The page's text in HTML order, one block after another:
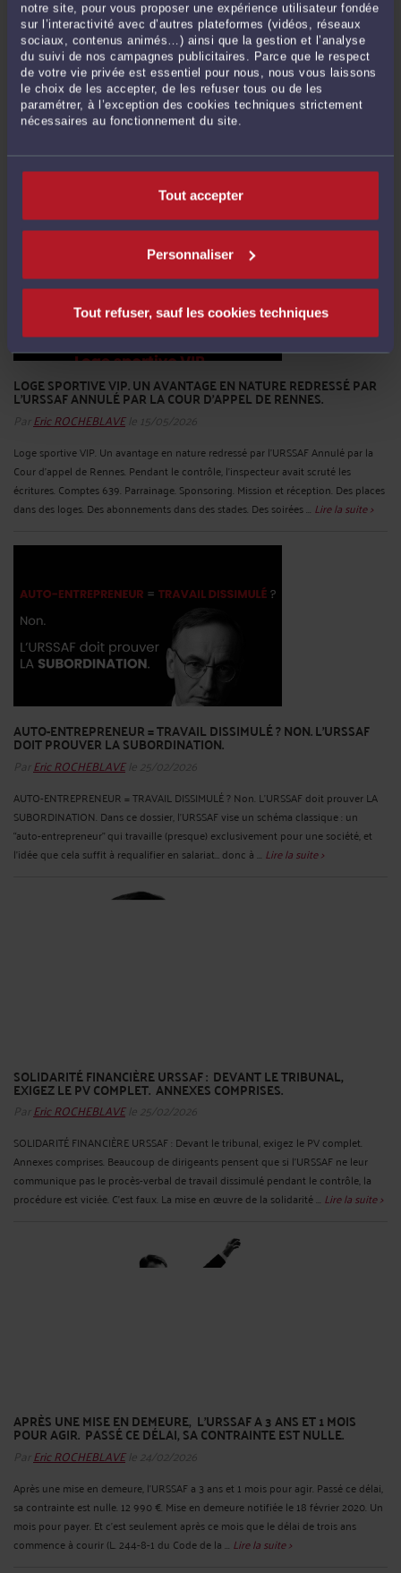
notre site, pour vous proposer une expérience utilisateur fondée
sur l’interactivité avec d’autres plateformes (vidéos, réseaux
sociaux, contenus animés…) ainsi que la gestion et l’analyse
du suivi de nos campagnes publicitaires. Parce que le respect
de votre vie privée est essentiel pour nous, nous vous laissons
le choix de les accepter, de les refuser tous ou de les
paramétrer, à l’exception des cookies techniques strictement
nécessaires au fonctionnement du site.
Tout accepter
Personnaliser
Tout refuser, sauf les cookies techniques
L'URSSAF CONDAMNÉE À REMBOURSER 4 534 166 €.
L'INSPECTEUR AVAIT RÉCLAMÉ LES PIÈCES DU CONTRÔLE À
TROIS SALARIÉES SANS MANDAT DE L'EMPLOYEUR.
ParEric ROCHEBLAVE le 16/05/2026
L'URSSAF condamnée à rembourser 4 534 166 €. L'inspecteur avait réclamé les
pièces du contrôle à trois salariées sans mandat de l'employeur. Un après-midi
par une salariée ...Lire la suite >
LOGE SPORTIVE VIP. UN AVANTAGE EN NATURE REDRESSÉ PAR
L'URSSAF ANNULÉ PAR LA COUR D'APPEL DE RENNES.
Par Eric ROCHEBLAVEle 15/05/2026
Loge sportive VIP. Un avantage en nature redressé par l'URSSAF Annulé par la
Cour d'appel de Rennes. Pendant le contrôle, l'inspecteur avait scruté les
écritures. Comptes 639. Parrainage. Sponsoring. Mission et réception. Des places
dans des loges. Des abonnements dans des stades. Des soirées ... Lire la suite >
AUTO-ENTREPRENEUR = TRAVAIL DISSIMULÉ ? NON. L’URSSAF
DOIT PROUVER LA SUBORDINATION.
Par Eric ROCHEBLAVEle 25/02/2026
AUTO-ENTREPRENEUR = TRAVAIL DISSIMULÉ ? Non. L’URSSAF doit prouver LA
SUBORDINATION. Dans ce dossier, l’URSSAF vise un schéma classique : un
“auto-entrepreneur” qui travaille (presque) exclusivement pour une société, et
l’idée que cela suffit à requalifier en salariat… donc à ... Lire la suite >
SOLIDARITÉ FINANCIÈRE URSSAF : DEVANT LE TRIBUNAL,
EXIGEZ LE PV COMPLET. ANNEXES COMPRISES.
Par Eric ROCHEBLAVEle 25/02/2026
SOLIDARITÉ FINANCIÈRE URSSAF : Devant le tribunal, exigez le PV complet.
Annexes comprises. Beaucoup de dirigeants pensent que si l’URSSAF ne leur
communique pas le procès-verbal de travail dissimulé pendant le contrôle, la
procédure est viciée. C’est faux. La mise en œuvre de la solidarité ... Lire la suite >
APRÈS UNE MISE EN DEMEURE, L'URSSAF A 3 ANS ET 1 MOIS
POUR AGIR. PASSÉ CE DÉLAI, SA CONTRAINTE EST NULLE.
Par Eric ROCHEBLAVEle 24/02/2026
Après une mise en demeure, l'URSSAF a 3 ans et 1 mois pour agir. Passé ce délai,
sa contrainte est nulle. 12 990 €. Mise en demeure notifiée le 18 février 2020. Un
mois pour payer. Et c'est seulement après ce mois que le délai de trois ans
commence à courir (L. 244-8-1 du Code de la ... Lire la suite >